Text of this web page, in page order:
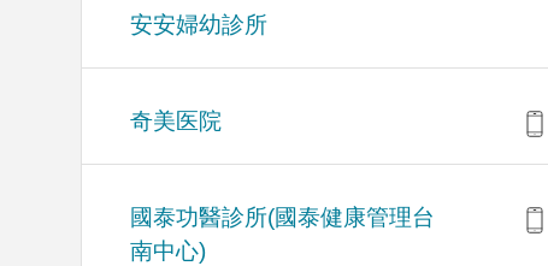
安安婦幼診所
奇美医院
國泰功醫診所(國泰健康管理台
南中心)